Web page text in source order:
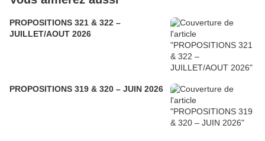
PROPOSITIONS 321 & 322 –
JUILLET/AOUT 2026
PROPOSITIONS 319 & 320 – JUIN 2026